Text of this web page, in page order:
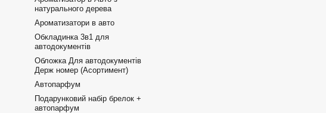
натурального дерева
Ароматизатори в авто
Обкладинка 3в1 для
автодокументів
Обложка Для автодокументів
Держ номер (Асортимент)
Автопарфум
Подарунковий набір брелок +
автопарфум